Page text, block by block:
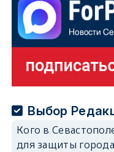
Выбор
Кого в
для защиты